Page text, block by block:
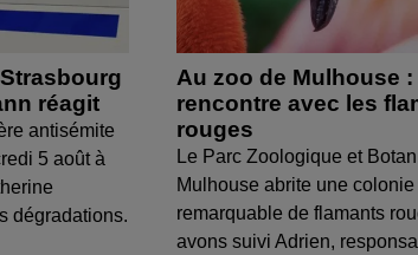
réagit
antisémite
5 août à
dégradations.
Au zoo de Mulhouse :
rencontre avec les
rouges
Le Parc Zoologique et
Mulhouse abrite une colonie
remarquable de flamants
avons suivi Adrien,